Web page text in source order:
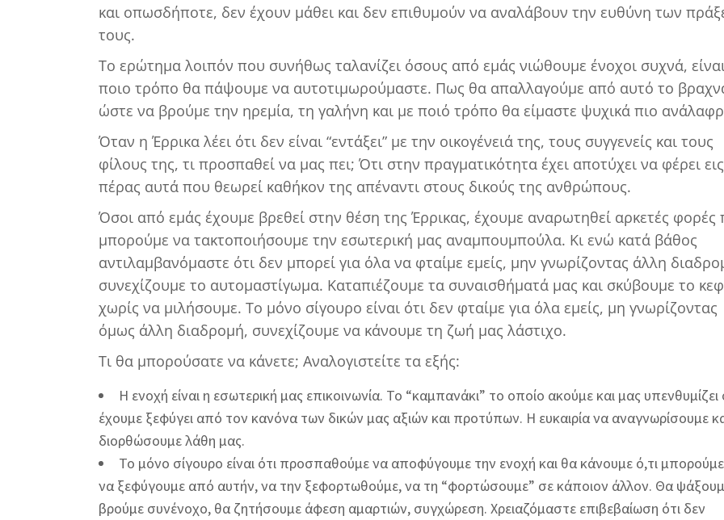
και οπωσδήποτε, δεν έχουν μάθει και δεν επιθυμούν να αναλάβουν την ευθύνη των
τους.
Το ερώτημα λοιπόν που συνήθως ταλανίζει όσους από εμάς νιώθουμε ένοχοι συχνά,
ποιο τρόπο θα πάψουμε να αυτοτιμωρούμαστε. Πως θα απαλλαγούμε από αυτό το
ώστε να βρούμε την ηρεμία, τη γαλήνη και με ποιό τρόπο θα είμαστε ψυχικά πιο
Όταν η Έρρικα λέει ότι δεν είναι “εντάξει” με την οικογένειά της, τους συγγενείς και τους
φίλους της, τι προσπαθεί να μας πει; Ότι στην πραγματικότητα έχει αποτύχει να φέρει εις
πέρας αυτά που θεωρεί καθήκον της απέναντι στους δικούς της ανθρώπους.
Όσοι από εμάς έχουμε βρεθεί στην θέση της Έρρικας, έχουμε αναρωτηθεί αρκετές φορές
μπορούμε να τακτοποιήσουμε την εσωτερική μας αναμπουμπούλα. Κι ενώ κατά βάθος
αντιλαμβανόμαστε ότι δεν μπορεί για όλα να φταίμε εμείς, μην γνωρίζοντας άλλη
συνεχίζουμε το αυτομαστίγωμα. Καταπιέζουμε τα συναισθήματά μας και σκύβουμε το
χωρίς να μιλήσουμε. Το μόνο σίγουρο είναι ότι δεν φταίμε για όλα εμείς, μη γνωρίζοντας
όμως άλλη διαδρομή, συνεχίζουμε να κάνουμε τη ζωή μας λάστιχο.
Τι θα μπορούσατε να κάνετε; Αναλογιστείτε τα εξής:
Η ενοχή είναι η εσωτερική μας επικοινωνία. Το “καμπανάκι” το οποίο ακούμε και μας υπενθυμίζει
έχουμε ξεφύγει από τον κανόνα των δικών μας αξιών και προτύπων. Η ευκαιρία να αναγνωρίσουμε
διορθώσουμε λάθη μας.
Το μόνο σίγουρο είναι ότι προσπαθούμε να αποφύγουμε την ενοχή και θα κάνουμε ό,τι μπορούμε
να ξεφύγουμε από αυτήν, να την ξεφορτωθούμε, να τη “φορτώσουμε” σε κάποιον άλλον. Θα
βρούμε συνένοχο, θα ζητήσουμε άφεση αμαρτιών, συγχώρεση. Χρειαζόμαστε επιβεβαίωση ότι δεν